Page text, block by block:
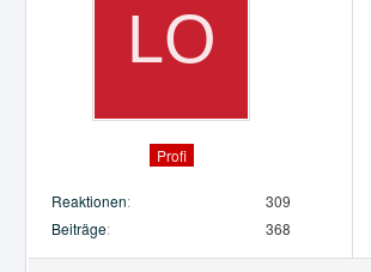
Profi
Reaktionen
309
Beiträge
368